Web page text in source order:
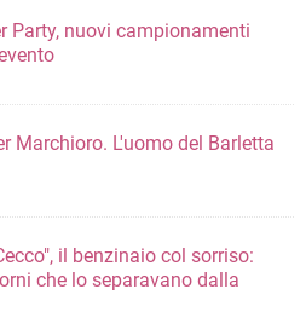
Party, nuovi campionamenti
Marchioro. L'uomo del Barletta
il benzinaio col sorriso:
che lo separavano dalla